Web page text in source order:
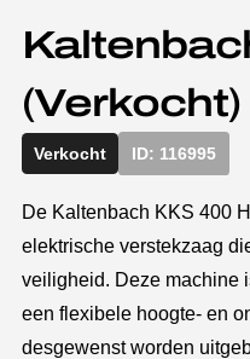
(Verkocht)
Verkocht ID: 116995
De Kaltenbach KKS 400
elektrische verstekzaag
veiligheid. Deze machine
een flexibele hoogte- en
desgewenst worden